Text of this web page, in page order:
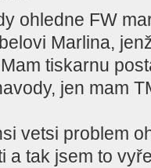
ohledne FW
Marlina,
tiskarnu
jen mam
vetsi problem
a tak jsem to